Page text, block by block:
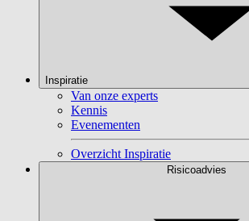
Inspiratie
Van onze experts
Kennis
Evenementen
Overzicht Inspiratie
Risicoadvies